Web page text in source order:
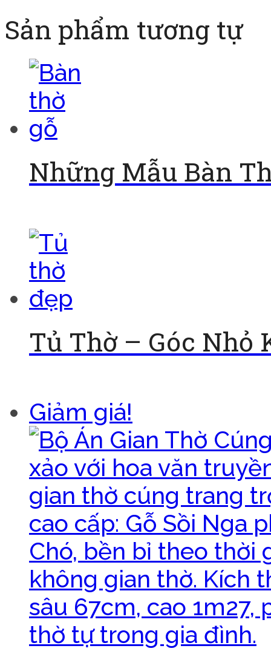
Sản phẩm tương tự
Những Mẫu Bàn
Tủ Thờ – Góc Nhỏ
Giảm giá!